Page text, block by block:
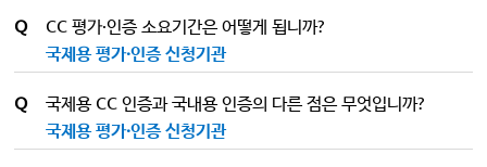
Q
CC 평가·인증 소요기간은 어떻게 됩니까?
국제용 평가·인증 신청기관
Q
국제용 CC 인증과 국내용 인증의 다른 점은 무엇입니까?
국제용 평가·인증 신청기관